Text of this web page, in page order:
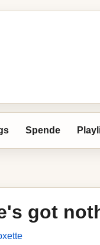
Spende
got